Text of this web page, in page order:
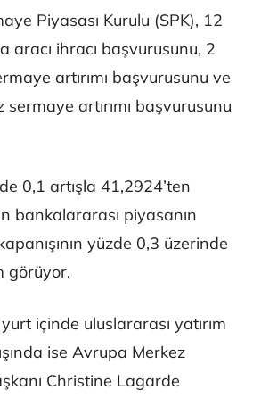
Piyasası Kurulu (SPK), 12
aracı ihracı başvurusunu, 2
artırımı başvurusunu ve
artırımı başvurusunu
0,1 artışla 41,2924’ten
bankalararası piyasanın
yüzde 0,3 üzerinde
görüyor.
içinde uluslararası yatırım
ise Avrupa Merkez
Christine Lagarde